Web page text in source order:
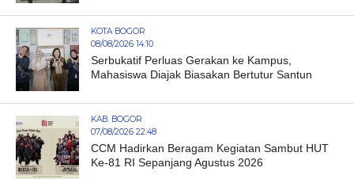
KOTA BOGOR
08/08/2026 14:10
Serbukatif Perluas Gerakan ke Kampus,
Mahasiswa Diajak Biasakan Bertutur Santun
KAB. BOGOR
07/08/2026 22:48
CCM Hadirkan Beragam Kegiatan Sambut HUT
Ke-81 RI Sepanjang Agustus 2026